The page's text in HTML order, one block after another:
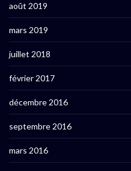
août 2019
mars 2019
juillet 2018
février 2017
décembre 2016
septembre 2016
mars 2016